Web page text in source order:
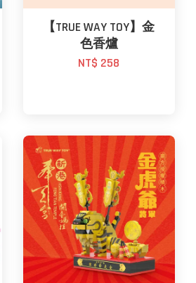
【TRUE WAY TOY】金
色香爐
NT$ 258